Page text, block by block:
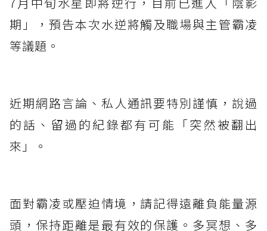
期」，預告本次水逆將觸及職場與主管霸凌
等議題。
近期網路言論、私人通訊要特別謹慎，說過
的話、留過的紀錄都有可能「突然被翻出
來」。
面對霸凌或壓迫情境，請記得遠離負能量源
頭，保持距離是最有效的保護。多冥想、多